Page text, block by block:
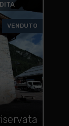
VENDUTO